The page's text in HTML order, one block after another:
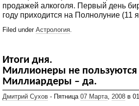
продажей алкоголя. Первый день
году приходится на Полнолуние (11
Filed under Астрология
Итоги дня.
Миллионеры не пользуются
Миллиардеры – да.
Дмитрий Сухов - Пятница 07 Марта, 2008 в